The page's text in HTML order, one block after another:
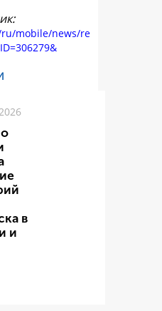
mobile/news/re
в
и